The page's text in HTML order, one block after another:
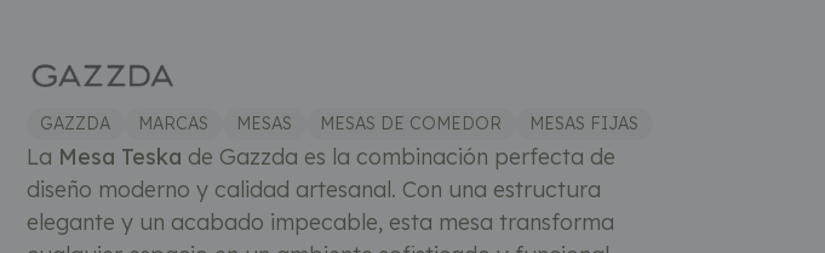
GAZZDA MARCAS MESAS MESAS DE COMEDOR MESAS FIJAS
La Mesa Teska de Gazzda es la combinación perfecta de
diseño moderno y calidad artesanal. Con una estructura
elegante y un acabado impecable, esta mesa transforma